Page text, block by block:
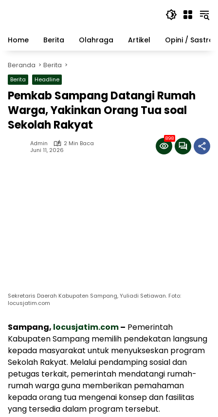
Home
Berita Olahraga Artikel Opini / Sastra
Beranda Berita
Berita Headline
Pemkab Sampang Datangi Rumah
Warga, Yakinkan Orang Tua soal
Sekolah Rakyat
Admin
2 Min Baca
Juni 11, 2026
898
Sekretaris Daerah Kabupaten Sampang, Yuliadi Setiawan. Foto:
locusjatim.com
Sampang, locusjatim.com– Pemerintah
Kabupaten Sampang memilih pendekatan langsung
kepada masyarakat untuk menyukseskan program
Sekolah Rakyat. Melalui pendamping sosial dan
petugas terkait, pemerintah mendatangi rumah-
rumah warga guna memberikan pemahaman
kepada orang tua mengenai konsep dan fasilitas
yang tersedia dalam program tersebut.